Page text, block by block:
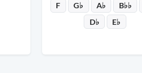
F G♭ A♭ B♭♭
D♭
E♭